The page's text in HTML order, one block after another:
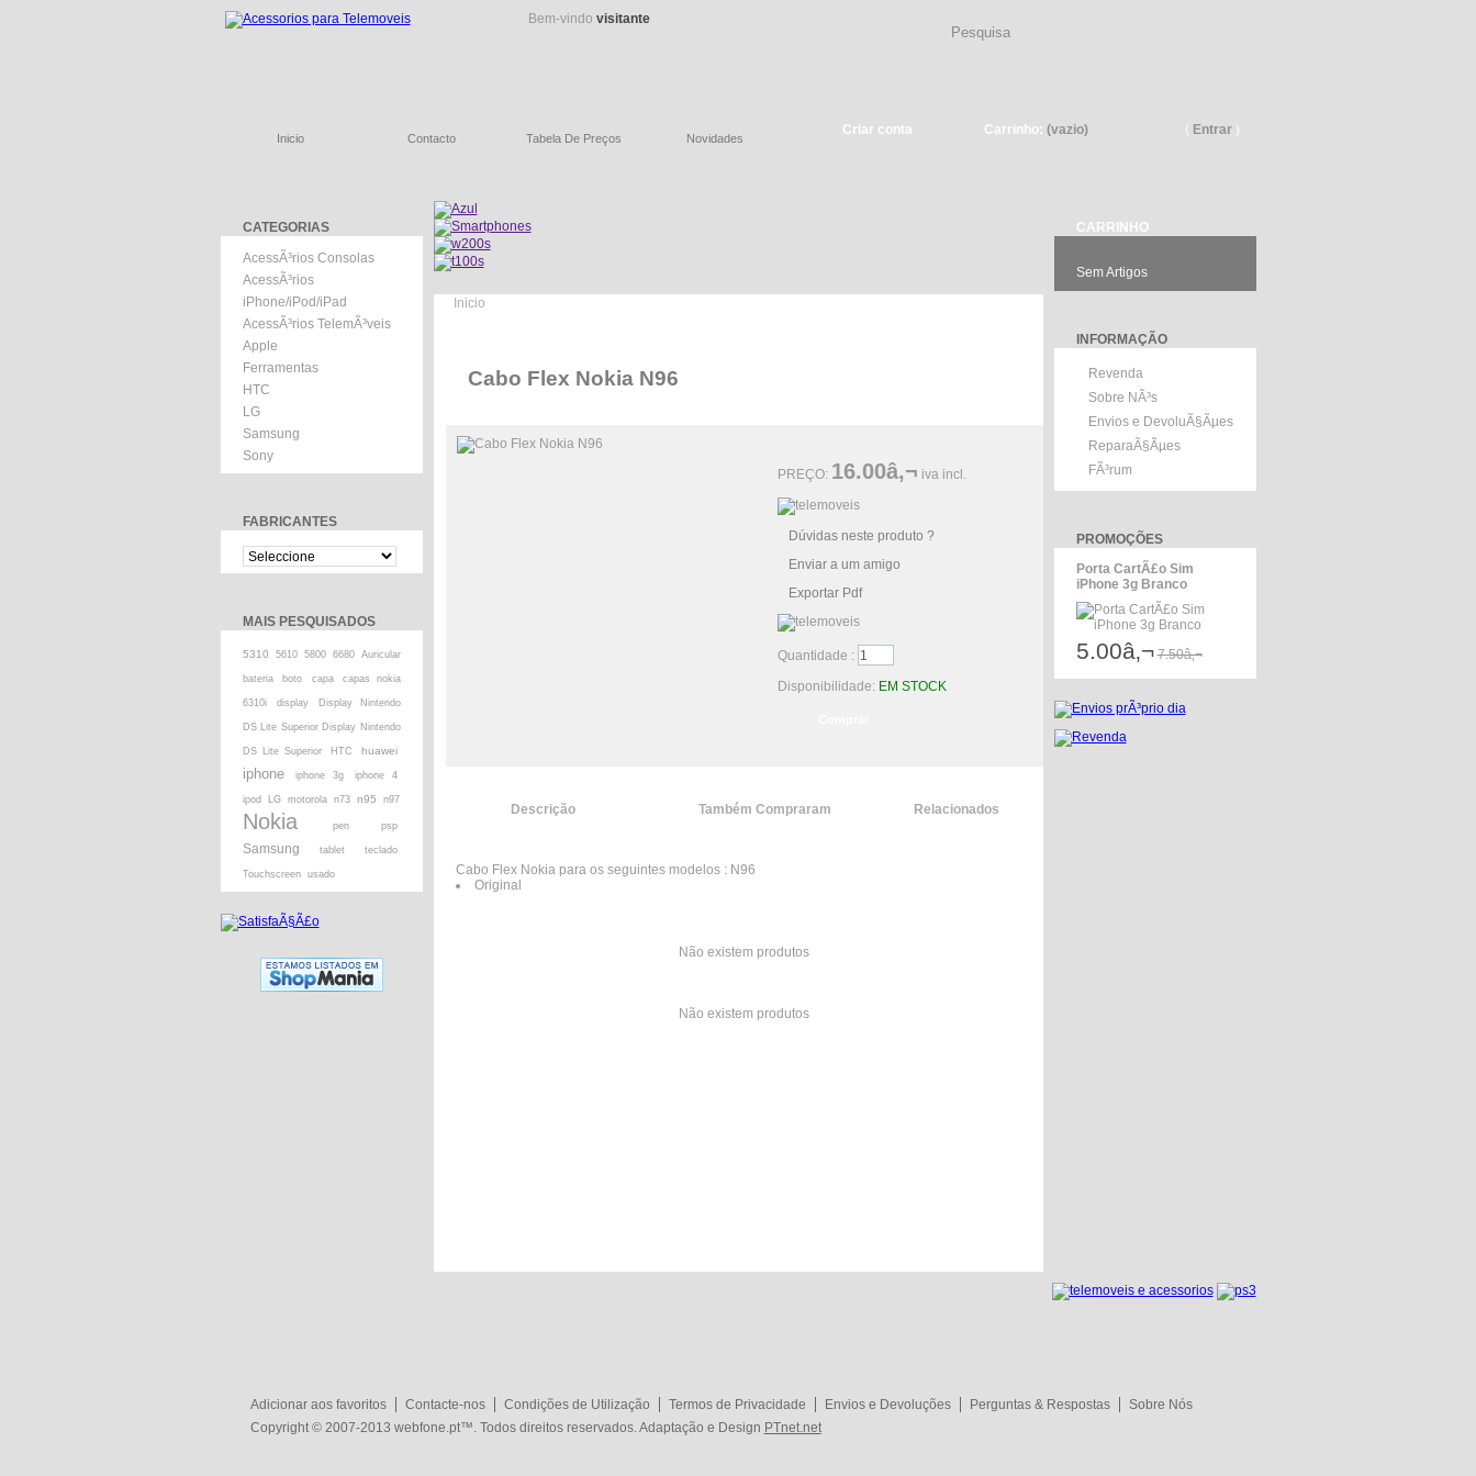
Bem-vindo visitante
Inicio Contacto Tabela De Preços Novidades
Criar conta Carrinho: (vazio) ( Entrar)
CATEGORIAS
AcessÃ³rios Consolas
AcessÃ³rios
iPhone/iPod/iPad
AcessÃ³rios TelemÃ³veis
Apple
Ferramentas
HTC
LG
Samsung
Sony
FABRICANTES
MAIS PESQUISADOS
5310 5610 5800 6680 Auricular
bateria boto capa capas nokia
6310i display Display Nintendo
DS Lite Superior Display Nintendo
DS Lite Superior HTC huawei
iphone iphone 3g iphone 4
ipod LG motorola n73 n95 n97
Nokia pen psp
Samsung tablet teclado
Touchscreen usado
Inicio
Cabo Flex Nokia N96
PREÇO: 16.00â‚¬ iva incl.
Dúvidas neste produto ?
Enviar a um amigo
Exportar Pdf
Quantidade :
Disponibilidade: EM STOCK
Descrição Também Compraram Relacionados
Cabo Flex Nokia para os seguintes modelos : N96
Original
Não existem produtos
Não existem produtos
CARRINHO
Sem Artigos
INFORMAÇÃO
Revenda
Sobre NÃ³s
Envios e DevoluÃ§Ãµes
ReparaÃ§Ãµes
FÃ³rum
PROMOÇÕES
Porta CartÃ£o Sim
iPhone 3g Branco
5.00â‚¬ 7.50â‚¬
Adicionar aos favoritos Contacte-nos Condições de Utilização Termos de Privacidade Envios e Devoluções Perguntas & Respostas
Sobre Nós
Copyright © 2007-2013 webfone.pt™. Todos direitos reservados. Adaptação e Design PTnet.net